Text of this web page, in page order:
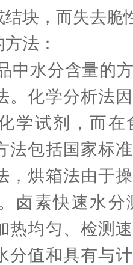
块，而失去脆
法：
水分含量的
。化学分析法
学试剂，而
法包括国家标
，烘箱法由于
卤素快速水分
热均匀、检测
分值和具有与